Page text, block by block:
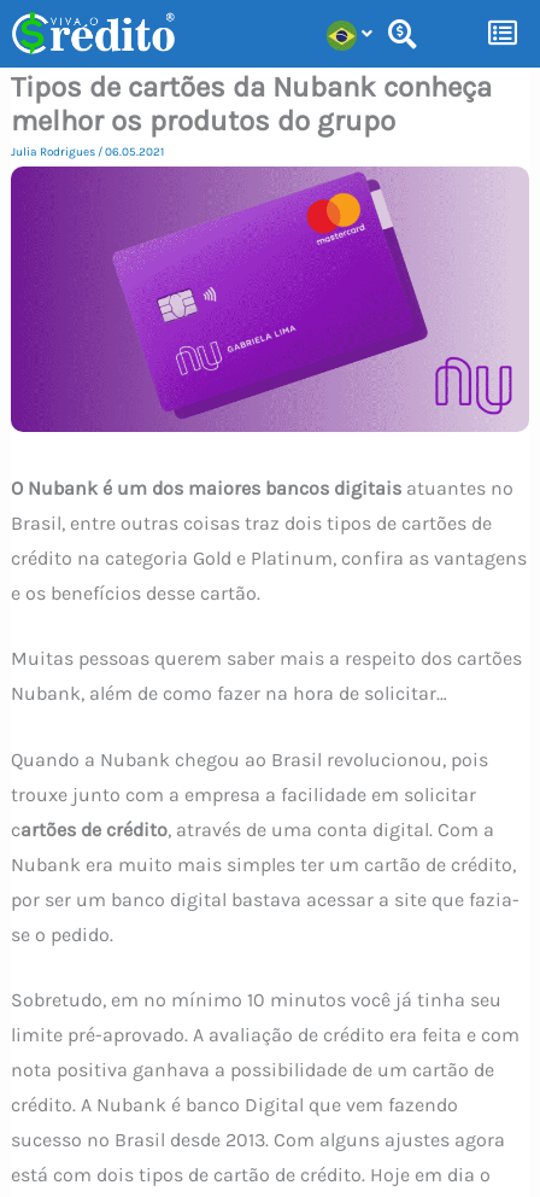
para
conteúdo
Tipos de cartões da Nubank conheça
melhor os produtos do grupo
Julia Rodrigues /06.05.2021
O Nubank é um dos maiores bancos digitais atuantes no
Brasil, entre outras coisas traz dois tipos de cartões de
crédito na categoria Gold e Platinum, confira as vantagens
e os benefícios desse cartão.
Muitas pessoas querem saber mais a respeito dos cartões
Nubank, além de como fazer na hora de solicitar…
Quando a Nubank chegou ao Brasil revolucionou, pois
trouxe junto com a empresa a facilidade em solicitar
cartões de crédito, através de uma conta digital. Com a
Nubank era muito mais simples ter um cartão de crédito,
por ser um banco digital bastava acessar a site que fazia-
se o pedido.
Sobretudo, em no mínimo 10 minutos você já tinha seu
limite pré-aprovado. A avaliação de crédito era feita e com
nota positiva ganhava a possibilidade de um cartão de
crédito. A Nubank é banco Digital que vem fazendo
sucesso no Brasil desde 2013. Com alguns ajustes agora
está com dois tipos de cartão de crédito. Hoje em dia o